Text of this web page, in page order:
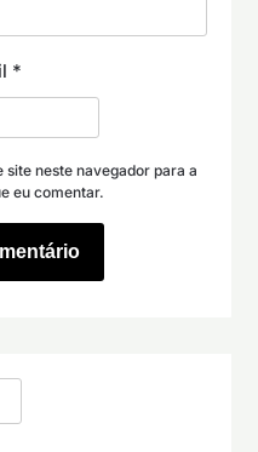
*
neste navegador para a
eu comentar.